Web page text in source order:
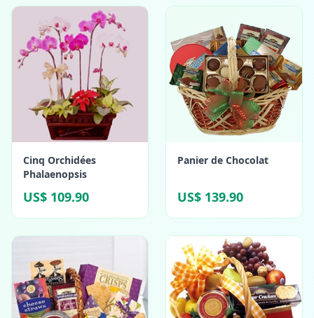
Cinq Orchidées
Phalaenopsis
US$ 109.90
Panier de Chocolat
US$ 139.90